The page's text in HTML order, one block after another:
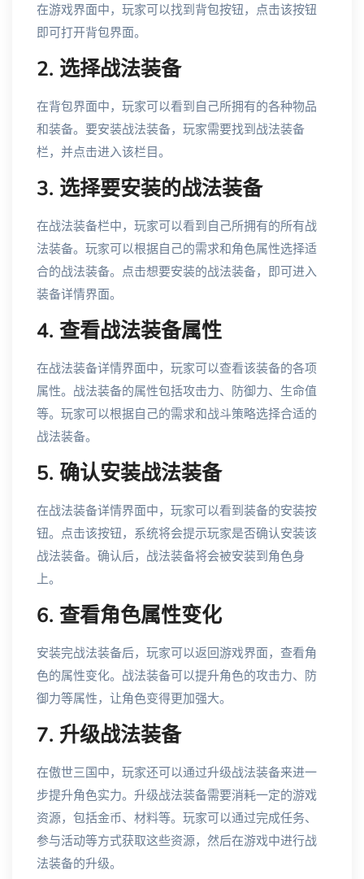
在游戏界面中，玩家可以找到背包按钮，点击该按钮
即可打开背包界面。
2. 选择战法装备
在背包界面中，玩家可以看到自己所拥有的各种物品
和装备。要安装战法装备，玩家需要找到战法装备
栏，并点击进入该栏目。
3. 选择要安装的战法装备
在战法装备栏中，玩家可以看到自己所拥有的所有战
法装备。玩家可以根据自己的需求和角色属性选择适
合的战法装备。点击想要安装的战法装备，即可进入
装备详情界面。
4. 查看战法装备属性
在战法装备详情界面中，玩家可以查看该装备的各项
属性。战法装备的属性包括攻击力、防御力、生命值
等。玩家可以根据自己的需求和战斗策略选择合适的
战法装备。
5. 确认安装战法装备
在战法装备详情界面中，玩家可以看到装备的安装按
钮。点击该按钮，系统将会提示玩家是否确认安装该
战法装备。确认后，战法装备将会被安装到角色身
上。
6. 查看角色属性变化
安装完战法装备后，玩家可以返回游戏界面，查看角
色的属性变化。战法装备可以提升角色的攻击力、防
御力等属性，让角色变得更加强大。
7. 升级战法装备
在傲世三国中，玩家还可以通过升级战法装备来进一
步提升角色实力。升级战法装备需要消耗一定的游戏
资源，包括金币、材料等。玩家可以通过完成任务、
参与活动等方式获取这些资源，然后在游戏中进行战
法装备的升级。